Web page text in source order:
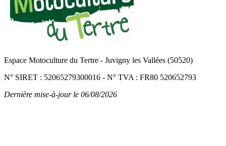
Espace Motoculture du Tertre - Juvigny les Vallées (50520)
N° SIRET : 52065279300016 - N° TVA : FR80 520652793
Dernière mise-à-jour le 06/08/2026